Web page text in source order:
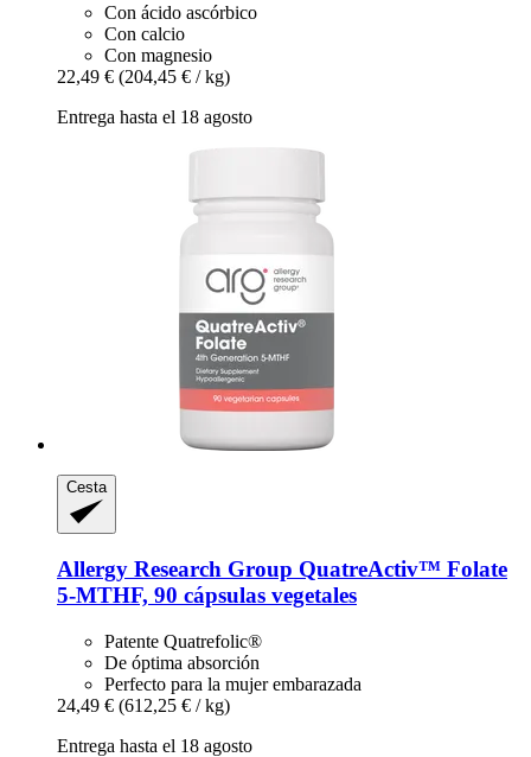
Con ácido ascórbico
Con calcio
Con magnesio
22,49 € (204,45 € / kg)
Entrega hasta el 18 agosto
Cesta
Allergy Research Group QuatreActiv™ Folate
5-​MTHF, 90 cápsulas vegetales
Patente Quatrefolic®
De óptima absorción
Perfecto para la mujer embarazada
24,49 € (612,25 € / kg)
Entrega hasta el 18 agosto